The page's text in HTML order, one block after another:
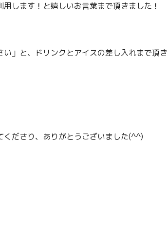
します！と嬉しいお言葉まで頂きました！
」と、ドリンクとアイスの差し入れまで頂
くださり、ありがとうございました(^^)